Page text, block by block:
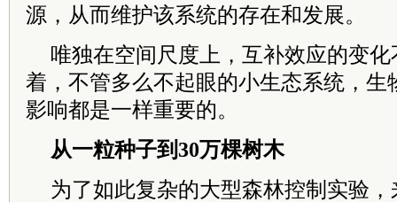
源，从而维护该系统的存在和发展。
唯独在空间尺度上，互补效应的变
着，不管多么不起眼的小生态系统，生
影响都是一样重要的。
从一粒种子到30万棵树木
为了如此复杂的大型森林控制实验